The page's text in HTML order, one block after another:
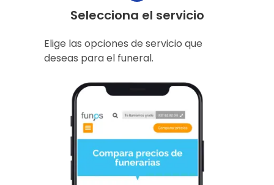
Selecciona el servicio
Elige las opciones de servicio que
deseas para el funeral.